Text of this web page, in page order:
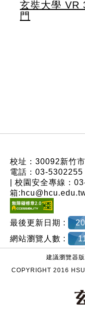
玄奘大學 VR
門
校址：30092新竹
電話：03-
| 校園安全專線：
箱
最後更新日期 :
網站瀏覽人數 :
建議瀏覽器
COPYRIGHT 2016